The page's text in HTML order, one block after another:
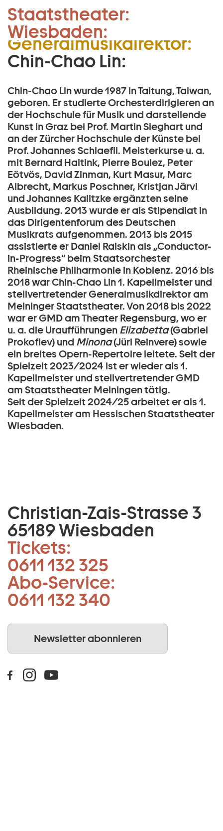
Zum Hauptinhalt springen
Zum Footer springen
Staatstheater:
Wiesbaden:
1. Kapellmeister und
Stellvertretender
Generalmusikdirektor:
Chin-Chao Lin:
Chin-Chao Lin wurde 1987 in Taitung, Taiwan,
geboren. Er studierte Orchesterdirigieren an
der Hochschule für Musik und darstellende
Kunst in Graz bei Prof. Martin Sieghart und
an der Zürcher Hochschule der Künste bei
Prof. Johannes Schlaeﬂi. Meisterkurse u. a.
mit Bernard Haitink, Pierre Boulez, Peter
Eötvös, David Zinman, Kurt Masur, Marc
Albrecht, Markus Poschner, Kristjan Järvi
und Johannes Kalitzke ergänzten seine
Ausbildung. 2013 wurde er als Stipendiat in
das Dirigentenforum des Deutschen
Musikrats aufgenommen. 2013 bis 2015
assistierte er Daniel Raiskin als „Conductor-
in-Progress“ beim Staatsorchester
Rheinische Philharmonie in Koblenz. 2016 bis
2018 war Chin-Chao Lin 1. Kapellmeister und
stellvertretender Generalmusikdirektor am
Meininger Staatstheater. Von 2018 bis 2022
war er GMD am Theater Regensburg, wo er
u. a. die Uraufführungen Elizabetta(Gabriel
Prokoﬁev) und Minona(Jüri Reinvere) sowie
ein breites Opern-Repertoire leitete. Seit der
Spielzeit 2023/2024 ist er wieder als 1.
Kapellmeister und stellvertretender GMD
am Staatstheater Meiningen tätig.
Seit der Spielzeit 2024/25 arbeitet er als 1.
Kapellmeister am Hessischen Staatstheater
Wiesbaden.
Christian-Zais-Strasse 3
65189 Wiesbaden
Tickets:
0611 132 325
Abo-Service:
0611 132 340
Newsletter abonnieren